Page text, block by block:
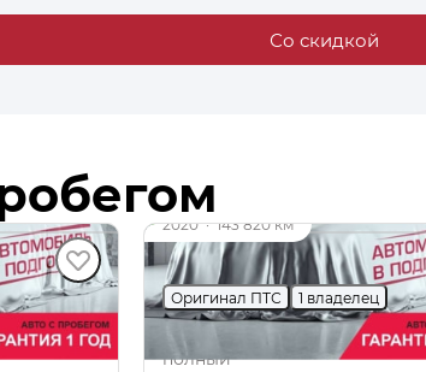
Со скидкой
до 49 000 ₽
2020·143 820 км
SKODA Kodiaq
Оригинал ПТС 1 владелец
1.4 л (150 л.с.), Робот, бензин,
полный